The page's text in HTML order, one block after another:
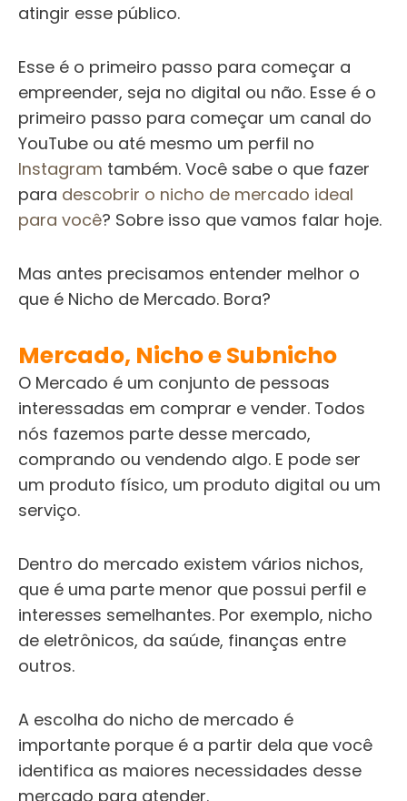
atingir esse público.
Esse é o primeiro passo para começar a
empreender, seja no digital ou não. Esse é o
primeiro passo para começar um canal do
YouTube ou até mesmo um perfil no
Instagram também. Você sabe o que fazer
para descobrir o nicho de mercado ideal
para você? Sobre isso que vamos falar hoje.
Mas antes precisamos entender melhor o
que é Nicho de Mercado. Bora?
Mercado, Nicho e Subnicho
O Mercado é um conjunto de pessoas
interessadas em comprar e vender. Todos
nós fazemos parte desse mercado,
comprando ou vendendo algo. E pode ser
um produto físico, um produto digital ou um
serviço.
Dentro do mercado existem vários nichos,
que é uma parte menor que possui perfil e
interesses semelhantes. Por exemplo, nicho
de eletrônicos, da saúde, finanças entre
outros.
A escolha do nicho de mercado é
importante porque é a partir dela que você
identifica as maiores necessidades desse
mercado para atender.